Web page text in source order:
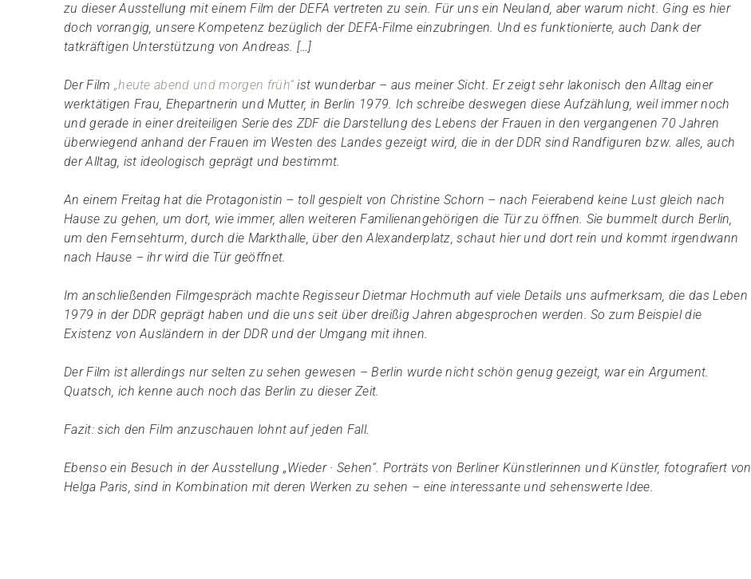
zu dieser Ausstellung mit einem Film der DEFA vertreten zu sein. Für uns ein Neuland, aber warum nicht. Ging es hier
doch vorrangig, unsere Kompetenz bezüglich der DEFA-Filme einzubringen. Und es funktionierte, auch Dank der
tatkräftigen Unterstützung von Andreas. […]
Der Film „heute abend und morgen früh“ist wunderbar – aus meiner Sicht. Er zeigt sehr lakonisch den Alltag einer
werktätigen Frau, Ehepartnerin und Mutter, in Berlin 1979. Ich schreibe deswegen diese Aufzählung, weil immer noch
und gerade in einer dreiteiligen Serie des ZDF die Darstellung des Lebens der Frauen in den vergangenen 70 Jahren
überwiegend anhand der Frauen im Westen des Landes gezeigt wird, die in der DDR sind Randfiguren bzw. alles, auch
der Alltag, ist ideologisch geprägt und bestimmt.
An einem Freitag hat die Protagonistin – toll gespielt von Christine Schorn – nach Feierabend keine Lust gleich nach
Hause zu gehen, um dort, wie immer, allen weiteren Familienangehörigen die Tür zu öffnen. Sie bummelt durch Berlin,
um den Fernsehturm, durch die Markthalle, über den Alexanderplatz, schaut hier und dort rein und kommt irgendwann
nach Hause – ihr wird die Tür geöffnet.
Im anschließenden Filmgespräch machte Regisseur Dietmar Hochmuth auf viele Details uns aufmerksam, die das Leben
1979 in der DDR geprägt haben und die uns seit über dreißig Jahren abgesprochen werden. So zum Beispiel die
Existenz von Ausländern in der DDR und der Umgang mit ihnen.
Der Film ist allerdings nur selten zu sehen gewesen – Berlin wurde nicht schön genug gezeigt, war ein Argument.
Quatsch, ich kenne auch noch das Berlin zu dieser Zeit.
Fazit: sich den Film anzuschauen lohnt auf jeden Fall.
Ebenso ein Besuch in der Ausstellung „Wieder · Sehen“. Porträts von Berliner Künstlerinnen und Künstler, fotografiert von
Helga Paris, sind in Kombination mit deren Werken zu sehen – eine interessante und sehenswerte Idee.